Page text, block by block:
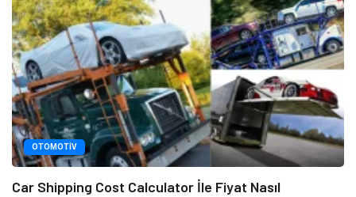
OTOMOTIV
Car Shipping Cost Calculator İle Fiyat Nasıl